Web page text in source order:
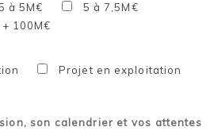
à 5M€
5 à 7,5M€
+ 100M€
Projet en exploitation
son calendrier et vos attentes